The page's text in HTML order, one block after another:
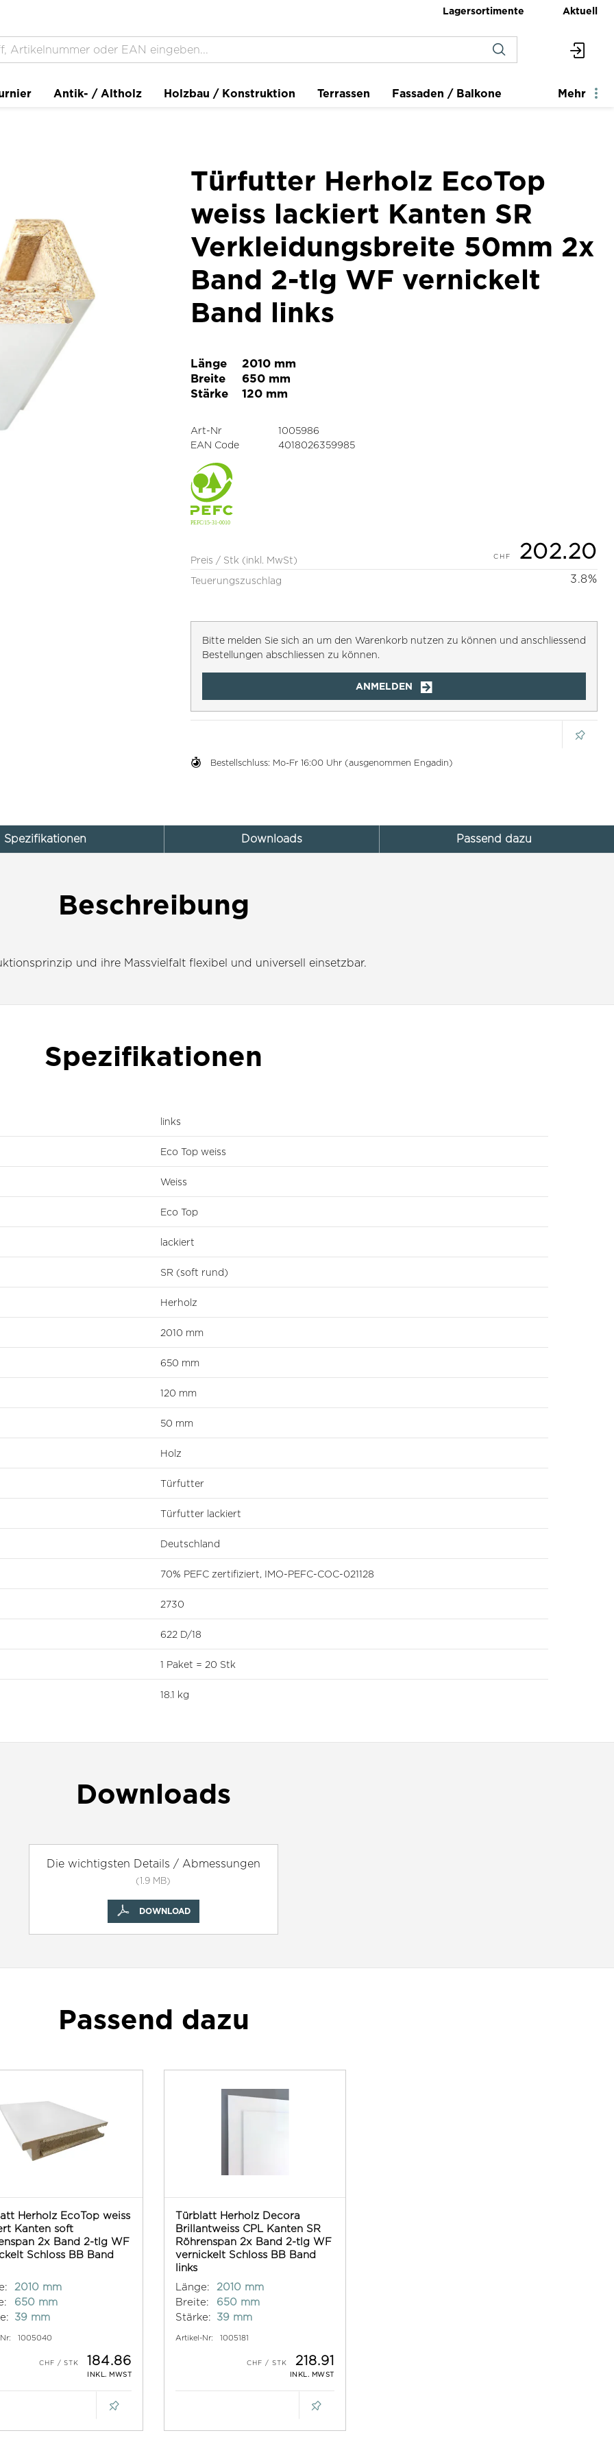
Lagersortimente Aktuell
Antik- / Altholz Holzbau / Konstruktion Terrassen Fassaden / Balkone Mehr
Türfutter Herholz EcoTop
weiss lackiert Kanten SR
Verkleidungsbreite 50mm 2x
Band 2-tlg WF vernickelt
Band links
Länge
2010 mm
Breite
650 mm
Stärke
120 mm
Preis / Stk (inkl. MwSt) 202.20
Teuerungszuschlag 3.8%
Bitte melden Sie sich an um den Warenkorb nutzen zu können und anschliessend
Bestellungen abschliessen zu können.
ANMELDEN
Bestellschluss: Mo-Fr 16:00 Uhr (ausgenommen Engadin)
Art-Nr
1005986
EAN Code
4018026359985
Spezifikationen Downloads Passend dazu
Beschreibung
und ihre Massvielfalt flexibel und universell einsetzbar.
Spezifikationen
links
Eco Top weiss
Weiss
Eco Top
lackiert
SR (soft rund)
Herholz
2010 mm
650 mm
120 mm
50 mm
Holz
Türfutter
Türfutter lackiert
Deutschland
70% PEFC zertifiziert, IMO-PEFC-COC-021128
2730
622 D/18
1 Paket = 20 Stk
18.1 kg
Downloads
Die wichtigsten Details / Abmessungen
(1.9 MB)
DOWNLOAD
Passend dazu
Herholz EcoTop weiss
Kanten soft
2x Band 2-tlg WF
Schloss BB Band
2010 mm
650 mm
39 mm
1005040
184.86
INKL. MWST
Türblatt Herholz Decora
Brillantweiss CPL Kanten SR
Röhrenspan 2x Band 2-tlg WF
vernickelt Schloss BB Band
links
Länge:
2010 mm
Breite:
650 mm
Stärke:
39 mm
Artikel-Nr: 1005181
218.91
INKL. MWST